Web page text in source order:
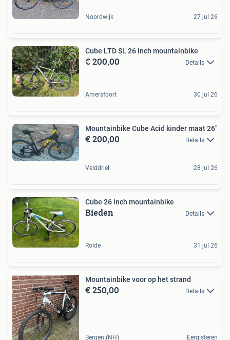
Noordwijk 27 jul 26
Cube LTD SL 26 inch mountainbike
€ 200,00 Details
Amersfoort 30 jul 26
Mountainbike Cube Acid kinder maat 26"
€ 200,00 Details
Velddriel 28 jul 26
Cube 26 inch mountainbike
Bieden Details
Rolde 31 jul 26
Mountainbike voor op het strand
€ 250,00 Details
Bergen (NH) Eergisteren